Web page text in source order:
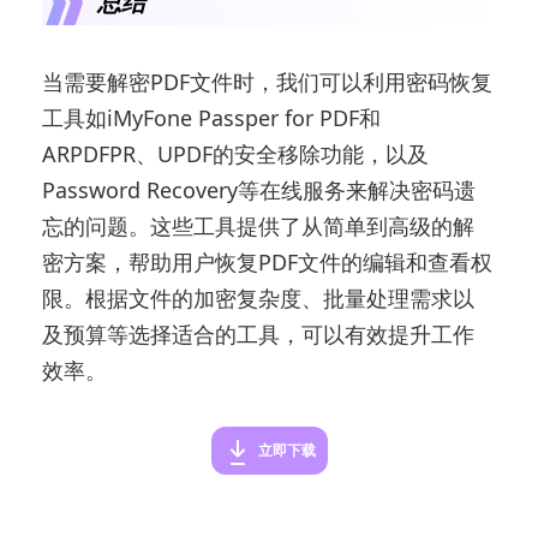
当需要解密PDF文件时，我们可以利用密码恢复
工具如iMyFone Passper for PDF和
ARPDFPR、UPDF的安全移除功能，以及
Password Recovery等在线服务来解决密码遗
忘的问题。这些工具提供了从简单到高级的解
密方案，帮助用户恢复PDF文件的编辑和查看权
限。根据文件的加密复杂度、批量处理需求以
及预算等选择适合的工具，可以有效提升工作
效率。
立即下载